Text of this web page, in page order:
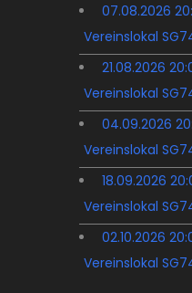
07.08.2026
Vereinslokal
21.08.2026
Vereinslokal
04.09.2026
Vereinslokal
18.09.2026
Vereinslokal
02.10.2026
Vereinslokal